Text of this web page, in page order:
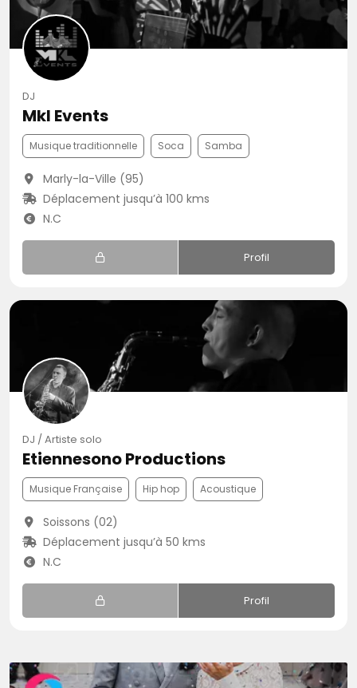
DJ
Mkl Events
Musique traditionnelle Soca Samba
Marly-la-Ville (95)
Déplacement jusqu’à 100 kms
N.C
Profil
DJ / Artiste solo
Etiennesono Productions
Musique Française Hip hop Acoustique
Soissons (02)
Déplacement jusqu’à 50 kms
N.C
Profil